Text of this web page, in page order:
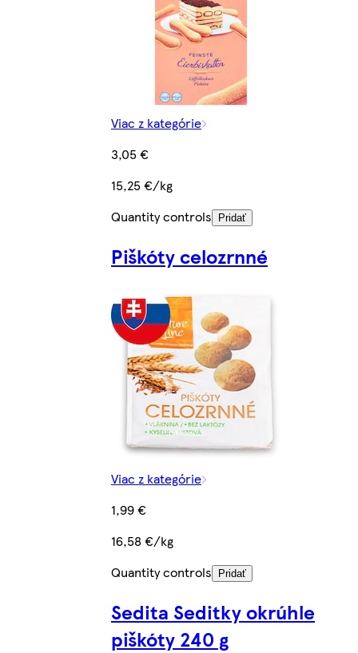
Viac z kategórie
3,05 €
15,25 €/kg
Quantity controls
Pridať
Piškóty celozrnné
Viac z kategórie
1,99 €
16,58 €/kg
Quantity controls
Pridať
Sedita Seditky okrúhle
piškóty 240 g